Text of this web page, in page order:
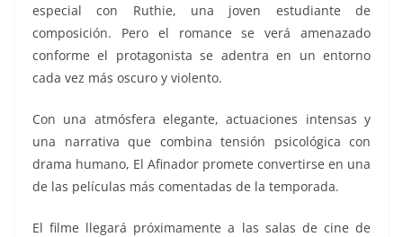
especial con Ruthie, una joven estudiante de
composición. Pero el romance se verá amenazado
conforme el protagonista se adentra en un entorno
cada vez más oscuro y violento.
Con una atmósfera elegante, actuaciones intensas y
una narrativa que combina tensión psicológica con
drama humano, El Afinador promete convertirse en una
de las películas más comentadas de la temporada.
El filme llegará próximamente a las salas de cine de